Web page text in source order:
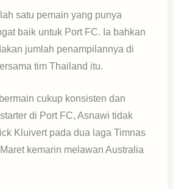
satu pemain yang punya
baik untuk Port FC. Ia bahkan
jumlah penampilannya di
tim Thailand itu.
cukup konsisten dan
di Port FC, Asnawi tidak
Kluivert pada dua laga Timnas
kemarin melawan Australia